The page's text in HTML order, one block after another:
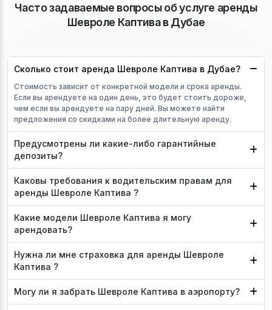
Часто задаваемые вопросы об услуге аренды
Шевроле Каптива в Дубае
Сколько стоит аренда Шевроле Каптива в Дубае?
Стоимость зависит от конкретной модели и срока аренды.
Если вы арендуете на один день, это будет стоить дороже,
чем если вы арендуете на пару дней. Вы можете найти
предложения со скидками на более длительную аренду.
Предусмотрены ли какие-либо гарантийные
депозиты?
Каковы требования к водительским правам для
аренды Шевроле Каптива ?
Какие модели Шевроле Каптива я могу
арендовать?
Нужна ли мне страховка для аренды Шевроле
Каптива ?
Могу ли я забрать Шевроле Каптива в аэропорту?